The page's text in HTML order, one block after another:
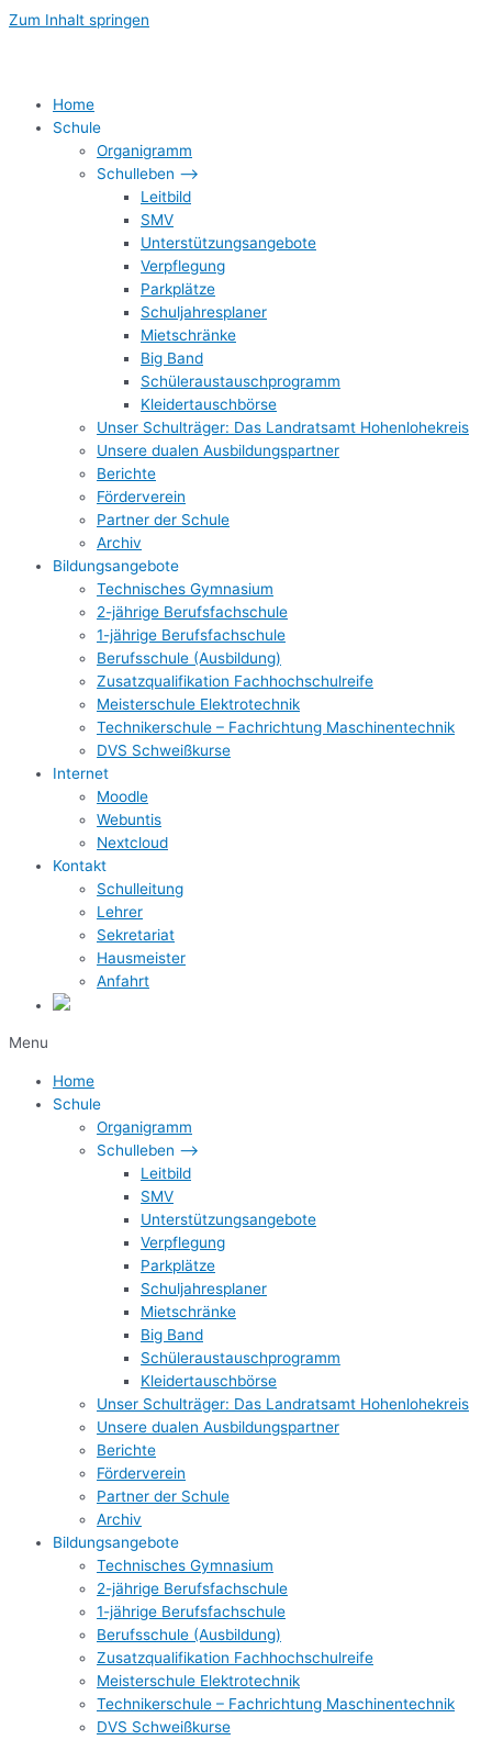
Zum Inhalt springen
Home
Schule
Organigramm
Schulleben –>
Leitbild
SMV
Unterstützungsangebote
Verpflegung
Parkplätze
Schuljahresplaner
Mietschränke
Big Band
Schüleraustauschprogramm
Kleidertauschbörse
Unser Schulträger: Das Landratsamt Hohenlohekreis
Unsere dualen Ausbildungspartner
Berichte
Förderverein
Partner der Schule
Archiv
Bildungsangebote
Technisches Gymnasium
2-jährige Berufsfachschule
1-jährige Berufsfachschule
Berufsschule (Ausbildung)
Zusatzqualifikation Fachhochschulreife
Meisterschule Elektrotechnik
Technikerschule – Fachrichtung Maschinentechnik
DVS Schweißkurse
Internet
Moodle
Webuntis
Nextcloud
Kontakt
Schulleitung
Lehrer
Sekretariat
Hausmeister
Anfahrt
Menu
Home
Schule
Organigramm
Schulleben –>
Leitbild
SMV
Unterstützungsangebote
Verpflegung
Parkplätze
Schuljahresplaner
Mietschränke
Big Band
Schüleraustauschprogramm
Kleidertauschbörse
Unser Schulträger: Das Landratsamt Hohenlohekreis
Unsere dualen Ausbildungspartner
Berichte
Förderverein
Partner der Schule
Archiv
Bildungsangebote
Technisches Gymnasium
2-jährige Berufsfachschule
1-jährige Berufsfachschule
Berufsschule (Ausbildung)
Zusatzqualifikation Fachhochschulreife
Meisterschule Elektrotechnik
Technikerschule – Fachrichtung Maschinentechnik
DVS Schweißkurse